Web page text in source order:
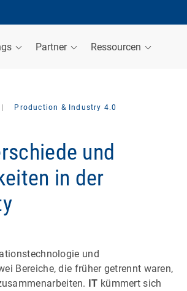
Partner Ressourcen
Production & Industry 4.0
und
in der
und
Bereiche, die früher getrennt waren,
IT kümmert sich